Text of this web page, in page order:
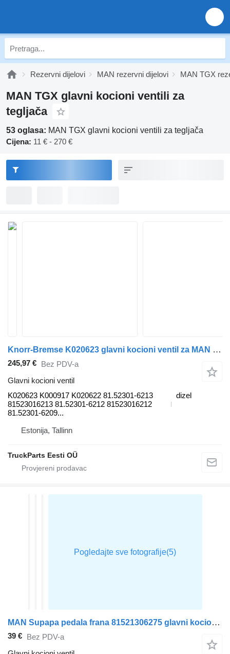
Rezervni dijelovi MAN rezervni dijelovi MAN TGX
MAN TGX glavni kocioni ventili za
tegljača
53 oglasa: MAN TGX glavni kocioni ventili za tegljača
Cijena: 11 € - 270 €
Knorr-Bremse K020623 glavni kocioni ventil za MAN TGL, TGM, TGS, TGX (2005-2021) tegljača
245,97 € Bez PDV-a
Glavni kocioni ventil
K020623 K000917 K020622 81.52301-6213
81523016213 81.52301-6212 81523016212
81.52301-6209...
dizel
Estonija, Tallinn
TruckParts Eesti OÜ
MAN Supapa pedala frana 81521306275 glavni kocioni ventil za MAN TGX tegljača
39 € Bez PDV-a